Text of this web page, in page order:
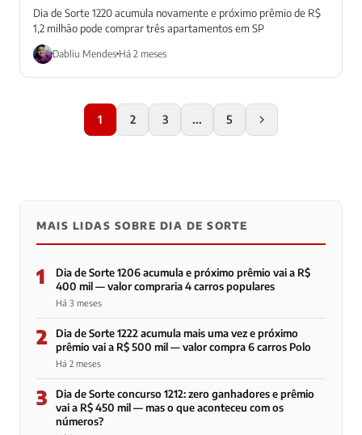
Dia de Sorte 1220 acumula novamente e próximo prêmio de R$
1,2 milhão pode comprar três apartamentos em SP
Dabliu Mendes Há 2 meses
1 2 3 ... 5
MAIS LIDAS SOBRE DIA DE SORTE
1
Dia de Sorte 1206 acumula e próximo prêmio vai a R$
400 mil — valor compraria 4 carros populares
Há 3 meses
2
Dia de Sorte 1222 acumula mais uma vez e próximo
prêmio vai a R$ 500 mil — valor compra 6 carros Polo
Há 2 meses
3
Dia de Sorte concurso 1212: zero ganhadores e prêmio
vai a R$ 450 mil — mas o que aconteceu com os
números?